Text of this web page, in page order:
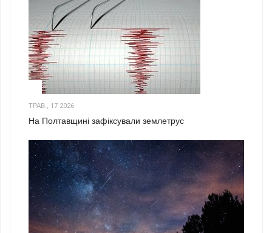
ТРАВ., 17 2026
На Полтавщині зафіксували землетрус